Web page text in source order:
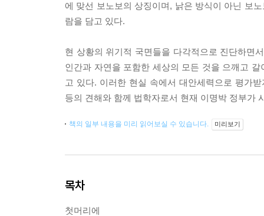
에 맞선 보노보의 상징이며, 낡은 방식이 아닌 보
람을 담고 있다.
현 상황의 위기적 국면들을 다각적으로 진단하면
인간과 자연을 포함한 세상의 모든 것을 으깨고
고 있다. 이러한 현실 속에서 대안세력으로 평가
등의 견해와 함께 법학자로서 현재 이명박 정부가
책의 일부 내용을 미리 읽어보실 수 있습니다. 미리보기
목차
첫머리에